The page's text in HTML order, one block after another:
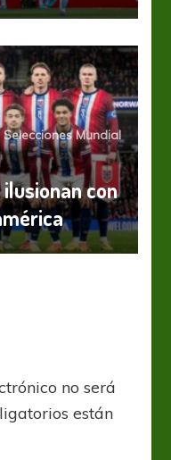
Selecciones Mundial
con
no será
están